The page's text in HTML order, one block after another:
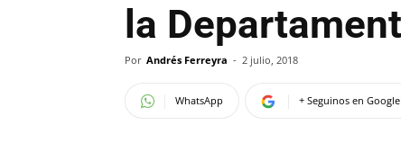
la
Por Andrés Ferreyra - 2 julio, 2018
WhatsApp + Seguinos en Google